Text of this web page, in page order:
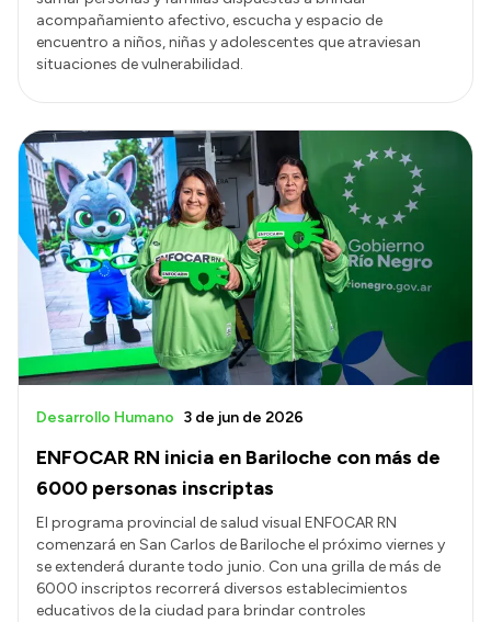
acompañamiento afectivo, escucha y espacio de
encuentro a niños, niñas y adolescentes que atraviesan
situaciones de vulnerabilidad.
ENFOCAR RN inicia en Bariloche con más de
6000 personas inscriptas
Desarrollo Humano 3 de jun de 2026
El programa provincial de salud visual ENFOCAR RN
comenzará en San Carlos de Bariloche el próximo viernes y
se extenderá durante todo junio. Con una grilla de más de
6000 inscriptos recorrerá diversos establecimientos
educativos de la ciudad para brindar controles